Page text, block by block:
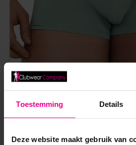
Toestemming Details
Deze website maakt gebruik van
CLEVER MODA – CURSE